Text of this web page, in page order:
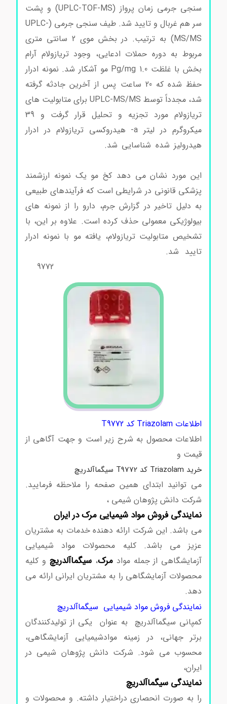
سنجی جرمی زمان پرواز (UPLC-TOF-MS) و پشت
سر هم غربال و تایید شد. طیف سنجی جرمی (UPLC-
MS/MS) به ترتیب. در بخش موی 2 سانتی متری
مربوط به دوره حملات ادعایی، وجود تریازولام آرام
بخش با غلظت Pg/mg 1.0 مو آشکار شد. نمونه ادرار
حفظ شده که 20 ساعت پس از آخرین جادثه گرفته
شد، مجدداً توسط UPLC-MS/MS برای متابولیت های
تریازولام مورد تجزیه و تحلیل قرار گرفت و 39
میکروگرم در لیتر a- هیدروکسی تریازولام در ادرار
هیدرولیز شده شناسایی شد.
این مورد نشان می دهد کخ مو یک نمونه ارزشمند
پزشکی قانونی در شرایطی است که فرآیندهای طبیعی
به دلیل تاخیر در گزارش جرم، دارو را از نمونه های
بیولوژیکی معمولی حذف کرده است. علاوه بر این، با
تشخیص متابولیت تریازولام، یافته مو با نمونه ادرار
تایید شد.
9772
اطلاعات Triazolam کد T9772
اطلاعات محصول به شرح زیر است و جهت آگاهی از
قیمت و
خرید Triazolam کد T9772 سیگماآلدریچ
می توانید ابتدای همین صفحه را ملاحظه فرمایید.
شرکت دانش پژوهان شیمی ،
نمایندگی فروش مواد شیمیایی مرک در ایران
می باشد. این شرکت ارائه دهنده خدمات به مشتریان
عزیز می باشد. کلیه محصولات مواد شیمیایی
آزمایشگاهی از جمله موادمرک،سیگماآلدریچو کلیه
محصولات آزمایشگاهی را به مشتریان ایرانی ارائه می
دهد.
نمایندگی فروش مواد شیمیایی سیگماآلدریچ
کمپانی سیگماآلدریچ به عنوان یکی از تولیدکنندگان
برتر جهانی، در زمینه موادشیمیایی آزمایشگاهی،
محسوب می شود. شرکت دانش پژوهان شیمی در
ایران،
نمایندگی سیگماآلدریچ
را به صورت انحصاری دراختیار داشته. و محصولات و